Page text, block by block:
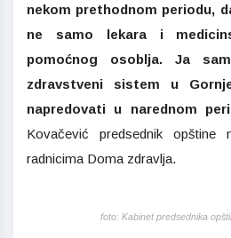
nekom prethodnom periodu,
ne samo lekara i
pomoćnog osoblja. Ja
zdravstveni sistem u
napredovati u narednom
Kovačević predsednik opštine
radnicima Doma zdravlja.
foto: Kabinet predsednika